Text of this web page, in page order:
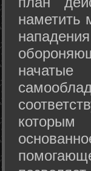
наметить
которым